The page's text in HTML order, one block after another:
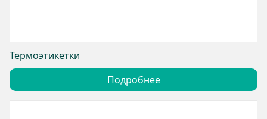
Термоэтикетки
Подробнее